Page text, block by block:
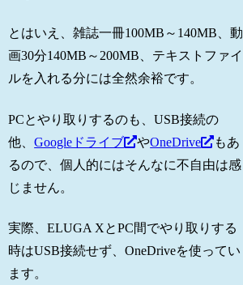
とはいえ、雑誌一冊100MB～140MB、動
画30分140MB～200MB、テキストファイ
ルを入れる分には全然余裕です。
PCとやり取りするのも、USB接続の
他、Googleドライブ やOneDrive
もあ
るので、個人的にはそんなに不自由は感
じません。
実際、ELUGA XとPC間でやり取りする
時はUSB接続せず、OneDriveを使ってい
ます。